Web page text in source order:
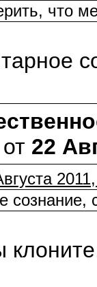
что
от 22
сознание,